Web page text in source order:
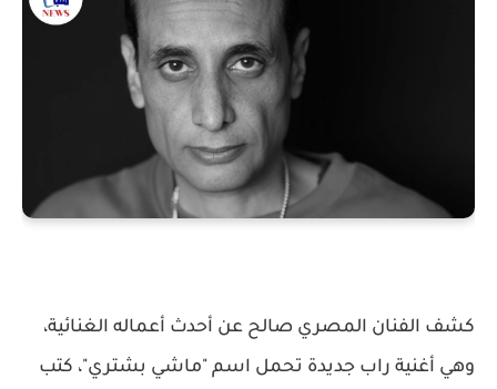
كشف الفنان المصري صالح عن أحدث أعماله الغنائية،
وهي أغنية راب جديدة تحمل اسم "ماشي بشتري"، كتب